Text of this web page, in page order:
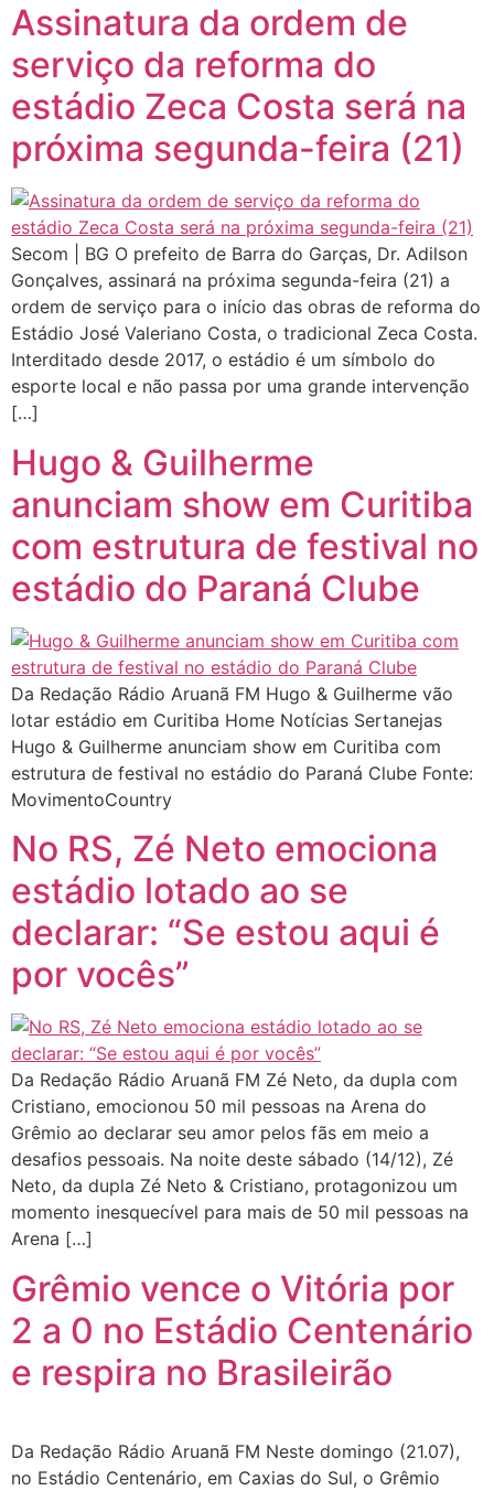
Assinatura da ordem de
serviço da reforma do
estádio Zeca Costa será na
próxima segunda-feira (21)
Secom | BG O prefeito de Barra do Garças, Dr. Adilson
Gonçalves, assinará na próxima segunda-feira (21) a
ordem de serviço para o início das obras de reforma do
Estádio José Valeriano Costa, o tradicional Zeca Costa.
Interditado desde 2017, o estádio é um símbolo do
esporte local e não passa por uma grande intervenção
[…]
Hugo & Guilherme
anunciam show em Curitiba
com estrutura de festival no
estádio do Paraná Clube
Da Redação Rádio Aruanã FM Hugo & Guilherme vão
lotar estádio em Curitiba Home Notícias Sertanejas
Hugo & Guilherme anunciam show em Curitiba com
estrutura de festival no estádio do Paraná Clube Fonte:
MovimentoCountry
No RS, Zé Neto emociona
estádio lotado ao se
declarar: “Se estou aqui é
por vocês”
Da Redação Rádio Aruanã FM Zé Neto, da dupla com
Cristiano, emocionou 50 mil pessoas na Arena do
Grêmio ao declarar seu amor pelos fãs em meio a
desafios pessoais. Na noite deste sábado (14/12), Zé
Neto, da dupla Zé Neto & Cristiano, protagonizou um
momento inesquecível para mais de 50 mil pessoas na
Arena […]
Grêmio vence o Vitória por
2 a 0 no Estádio Centenário
e respira no Brasileirão
Da Redação Rádio Aruanã FM Neste domingo (21.07),
no Estádio Centenário, em Caxias do Sul, o Grêmio